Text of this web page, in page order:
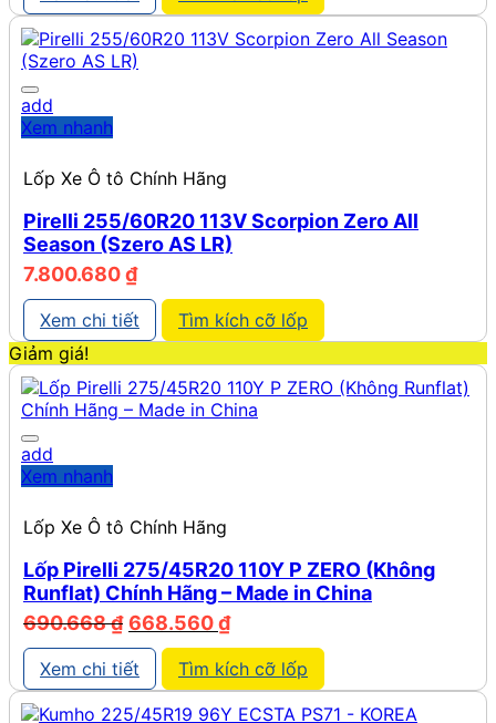
add
Xem nhanh
Lốp Xe Ô tô Chính Hãng
Pirelli 255/60R20 113V Scorpion Zero All
Season (Szero AS LR)
7.800.680₫
Xem chi tiết
Tìm kích cỡ lốp
Giảm giá!
add
Xem nhanh
Lốp Xe Ô tô Chính Hãng
Lốp Pirelli 275/45R20 110Y P ZERO (Không
Runflat) Chính Hãng – Made in China
690.668₫ Giá
gốc
là:
690.668 ₫.
668.560₫Giá
hiện
tại
là:
668.560 ₫.
Xem chi tiết Tìm kích cỡ lốp